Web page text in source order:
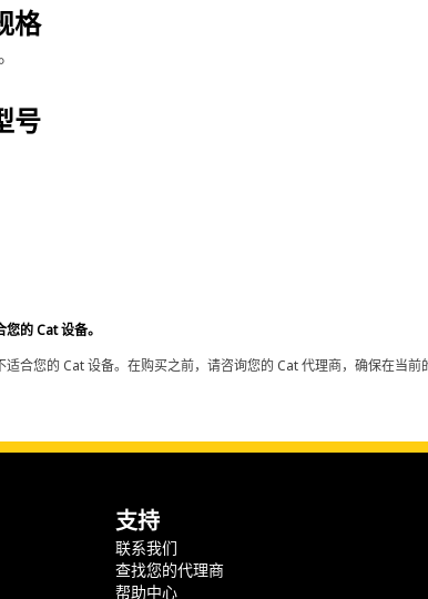
格
号
的 Cat 设备。
合您的 Cat 设备。在购买之前，请咨询您的 Cat 代理商，确保在当
支持
联系我们
查找您的代理商
帮助中心